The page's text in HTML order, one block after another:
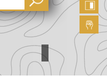
fuente
Lengua
de